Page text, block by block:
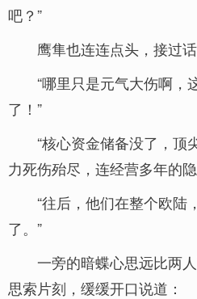
吧？”
鹰隼也连连点头，接过
“哪里只是元气大伤啊，
了！”
“核心资金储备没了，顶
力死伤殆尽，连经营多年的
“往后，他们在整个欧陆
了。”
一旁的暗蝶心思远比两
思索片刻，缓缓开口说道：